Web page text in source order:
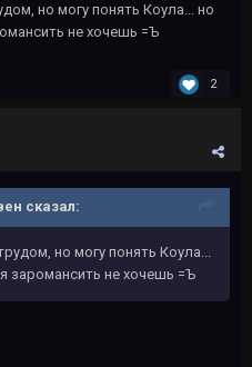
но могу понять Коула... но
не хочешь =Ъ
2
сказал:
но могу понять Коула...
заромансить не хочешь =Ъ